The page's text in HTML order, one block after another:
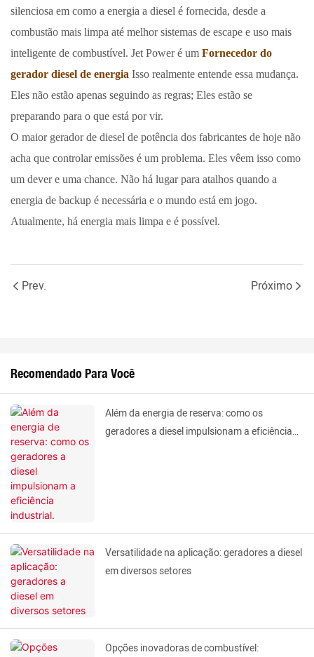
silenciosa em como a energia a diesel é fornecida, desde a
combustão mais limpa até melhor sistemas de escape e uso mais
inteligente de combustível. Jet Power é um Fornecedor do
gerador diesel de energia Isso realmente entende essa mudança.
Eles não estão apenas seguindo as regras; Eles estão se
preparando para o que está por vir.
O maior gerador de diesel de potência dos fabricantes de hoje não
acha que controlar emissões é um problema. Eles vêem isso como
um dever e uma chance. Não há lugar para atalhos quando a
energia de backup é necessária e o mundo está em jogo.
Atualmente, há energia mais limpa e é possível.
Prev. Próximo
Recomendado Para Você
Além da energia de reserva: como os
geradores a diesel impulsionam a eficiência
Versatilidade na aplicação: geradores a diesel
em diversos setores
Opções inovadoras de combustível: